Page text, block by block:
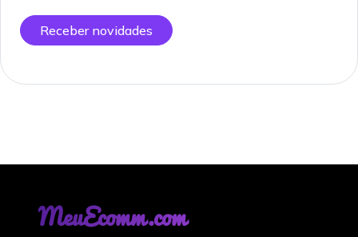
Receber novidades
MeuEcomm.com